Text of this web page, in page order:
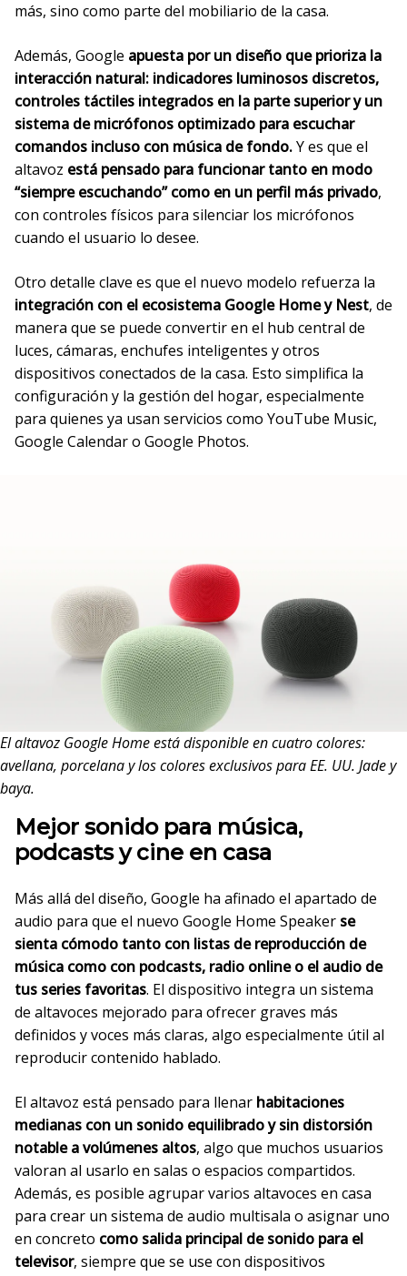
más, sino como parte del mobiliario de la casa.
Además, Google apuesta por un diseño que prioriza la
interacción natural: indicadores luminosos discretos,
controles táctiles integrados en la parte superior y un
sistema de micrófonos optimizado para escuchar
comandos incluso con música de fondo.Y es que el
altavoz está pensado para funcionar tanto en modo
“siempre escuchando” como en un perfil más privado,
con controles físicos para silenciar los micrófonos
cuando el usuario lo desee.
Otro detalle clave es que el nuevo modelo refuerza la
integración con el ecosistema Google Home y Nest, de
manera que se puede convertir en el hub central de
luces, cámaras, enchufes inteligentes y otros
dispositivos conectados de la casa. Esto simplifica la
configuración y la gestión del hogar, especialmente
para quienes ya usan servicios como YouTube Music,
Google Calendar o Google Photos.
El altavoz Google Home está disponible en cuatro colores:
avellana, porcelana y los colores exclusivos para EE. UU. Jade y
baya.
Mejor sonido para música,
podcasts y cine en casa
Más allá del diseño, Google ha afinado el apartado de
audio para que el nuevo Google Home Speaker se
sienta cómodo tanto con listas de reproducción de
música como con podcasts, radio online o el audio de
tus series favoritas. El dispositivo integra un sistema
de altavoces mejorado para ofrecer graves más
definidos y voces más claras, algo especialmente útil al
reproducir contenido hablado.
El altavoz está pensado para llenar habitaciones
medianas con un sonido equilibrado y sin distorsión
notable a volúmenes altos, algo que muchos usuarios
valoran al usarlo en salas o espacios compartidos.
Además, es posible agrupar varios altavoces en casa
para crear un sistema de audio multisala o asignar uno
en concreto como salida principal de sonido para el
televisor, siempre que se use con dispositivos